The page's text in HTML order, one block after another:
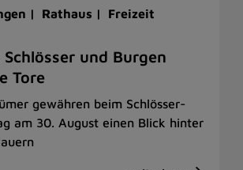
| Rathaus | Freizeit
und Burgen
Tore
gewähren beim Schlösser-
am 30. August einen Blick hinter